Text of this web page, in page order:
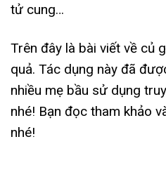
tử cung…
Trên đây là bài viết về củ
quả. Tác dụng này đã
nhiều mẹ bầu sử dụng
nhé! Bạn đọc tham khảo
nhé!